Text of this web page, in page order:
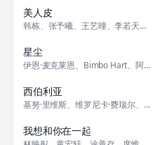
美人皮
韩栋、张予曦、王艺曈、李若天、肖向飞、陶慧敏、温海波
正片
星尘
伊恩·麦克莱恩、Bimbo Hart、阿拉斯泰尔·麦金托什、大卫·凯利、
正片
西伯利亚
基努·里维斯、维罗尼卡·费瑞尔、帕沙·D.林奇尼科夫、达伦·罗斯、詹姆斯
正片
我想和你在一起